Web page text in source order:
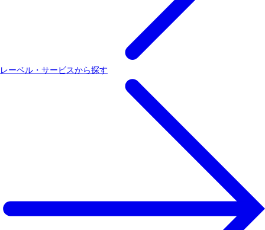
レーベル・サービスから探す